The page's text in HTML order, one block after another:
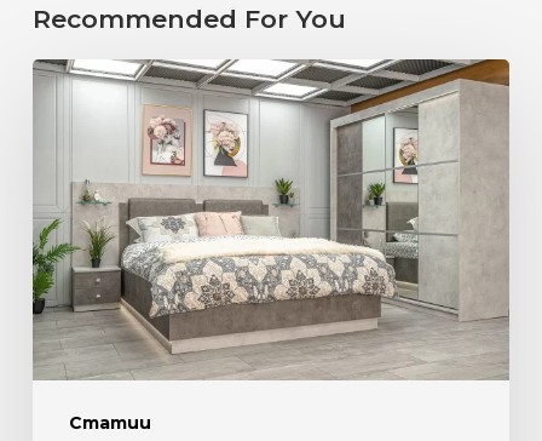
Recommended For You
Статии
ИДЕАЛНАТА
ЗОДИЯТА.
ВЕЗНИ